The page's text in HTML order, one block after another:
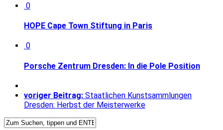
0
HOPE Cape Town Stiftung in Paris
0
Porsche Zentrum Dresden: In die Pole Position
voriger Beitrag: Staatlichen Kunstsammlungen
Dresden: Herbst der Meisterwerke